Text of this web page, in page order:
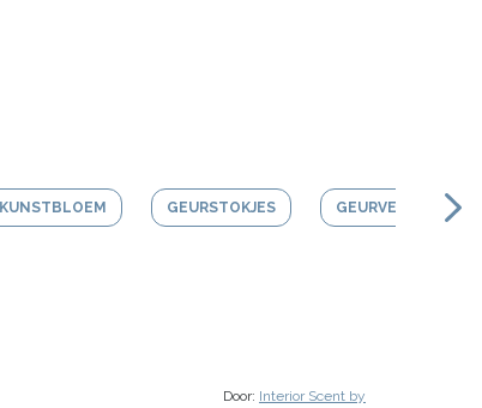
KUNSTBLOEM GEURSTOKJES GEURVERSTUIVER
Door: Interior Scent by